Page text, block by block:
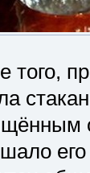
того,
его